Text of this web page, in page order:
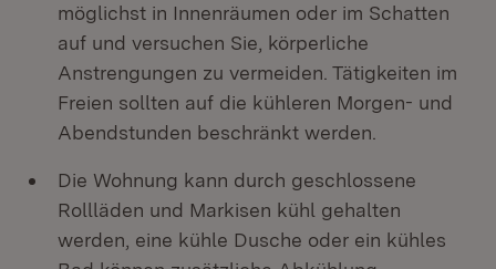
möglichst in Innenräumen oder im Schatten
auf und versuchen Sie, körperliche
Anstrengungen zu vermeiden. Tätigkeiten im
Freien sollten auf die kühleren Morgen- und
Abendstunden beschränkt werden.
Die Wohnung kann durch geschlossene
Rollläden und Markisen kühl gehalten
werden, eine kühle Dusche oder ein kühles